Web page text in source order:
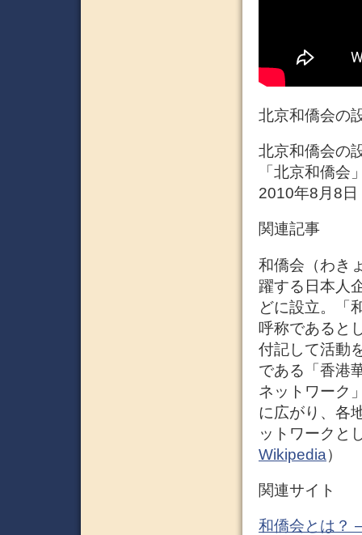
北京和僑会の
北京和僑会の
「北京和僑
2010年8月8
関連記事
和僑会（わき
躍する日本人
どに設立。「
呼称であると
付記して活動
である「香港
ネットワーク
に広がり、各
ットワークと
Wikipedia）
関連サイト
和僑会とは？